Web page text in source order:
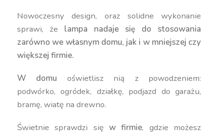
Nowoczesny design, oraz solidne wykonanie
sprawi, że lampa nadaje się do stosowania
zarówno we własnym domu, jak i w mniejszej czy
większej firmie.
W domu oświetlisz nią z powodzeniem:
podwórko, ogródek, działkę, podjazd do garażu,
bramę, wiatę na drewno.
Świetnie sprawdzi sięw firmie, gdzie możesz